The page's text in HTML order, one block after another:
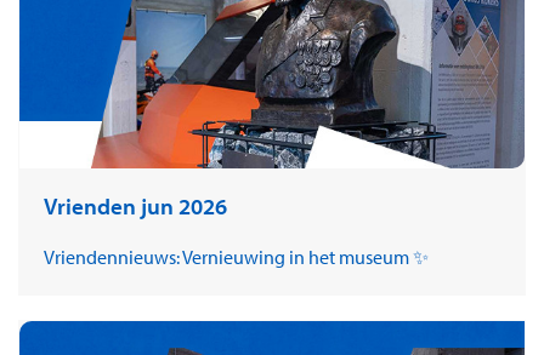
Vrienden jun 2026
Vriendennieuws: Vernieuwing in het museum ✨